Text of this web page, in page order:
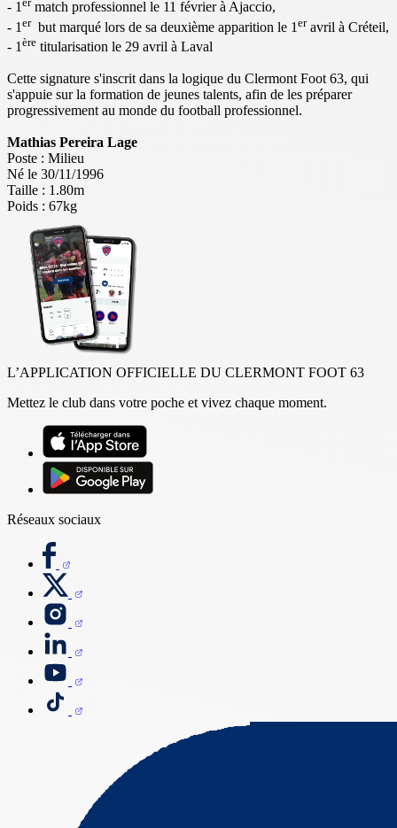
- 1
match professionnel le 11 février à Ajaccio,
- 1 erbut marqué lors de sa deuxième apparition le 1 eravril à Créteil,
- 1 ère titularisation le 29 avril à Laval
Cette signature s'inscrit dans la logique du Clermont Foot 63, qui
s'appuie sur la formation de jeunes talents, afin de les préparer
progressivement au monde du football professionnel.
Mathias Pereira Lage
Poste : Milieu
Né le 30/11/1996
Taille : 1.80m
Poids : 67kg
L’APPLICATION OFFICIELLE DU CLERMONT FOOT 63
Mettez le club dans votre poche et vivez chaque moment.
Réseaux sociaux